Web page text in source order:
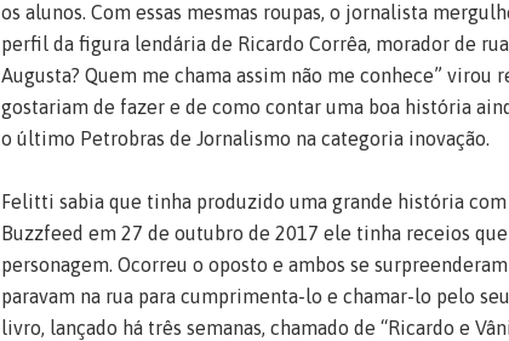
os alunos. Com essas mesmas roupas, o jornalista
perfil da figura lendária de Ricardo Corrêa, morador de
Augusta? Quem me chama assim não me conhece”
gostariam de fazer e de como contar uma boa história
o último Petrobras de Jornalismo na categoria inovação.
Felitti sabia que tinha produzido uma grande história
Buzzfeed em 27 de outubro de 2017 ele tinha receios
personagem. Ocorreu o oposto e ambos se
paravam na rua para cumprimenta-lo e chamar-lo pelo
livro, lançado há três semanas, chamado de “Ricardo e